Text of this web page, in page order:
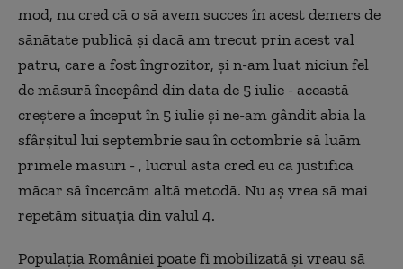
mod, nu cred că o să avem succes în acest demers de
sănătate publică și dacă am trecut prin acest val
patru, care a fost îngrozitor, și n-am luat niciun fel
de măsură începând din data de 5 iulie - această
creștere a început în 5 iulie și ne-am gândit abia la
sfârșitul lui septembrie sau în octombrie să luăm
primele măsuri - , lucrul ăsta cred eu că justifică
măcar să încercăm altă metodă. Nu aș vrea să mai
repetăm situația din valul 4.
Populația României poate fi mobilizată și vreau să